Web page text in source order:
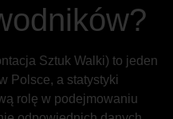
Sztuk Walki) to jeden
Polsce, a statystyki
rolę w podejmowaniu